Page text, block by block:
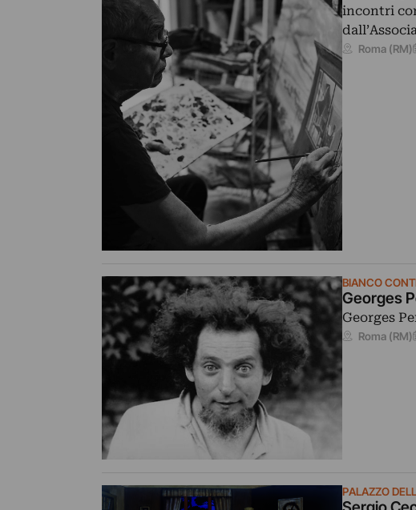
incontri
Roma (RM)
BIANCO
Georges
Georges
Roma (RM)
PALAZZO